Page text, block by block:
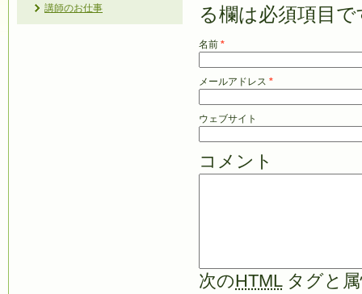
講師のお仕事
る欄は必須項目で
名前 *
メールアドレス *
ウェブサイト
コメント
次のHTMLタグと